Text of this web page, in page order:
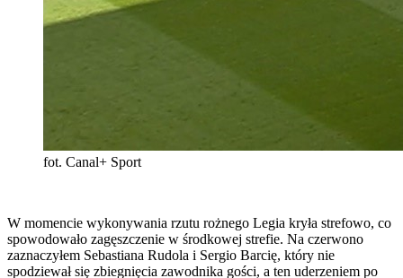
fot. Canal+ Sport
W momencie wykonywania rzutu rożnego Legia kryła strefowo, co
spowodowało zagęszczenie w środkowej strefie. Na czerwono
zaznaczyłem Sebastiana Rudola i Sergio Barcię, który nie
spodziewał się zbiegnięcia zawodnika gości, a ten uderzeniem po